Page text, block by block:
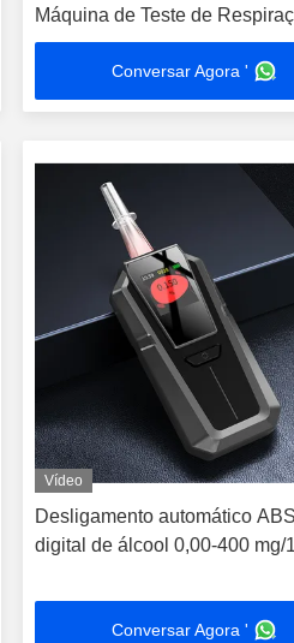
Máquina de Teste de
Negra para Álcool
Conversar Agora '
Vídeo
Desligamento automático
digital de álcool 0,00-400 mg/
Conversar Agora '